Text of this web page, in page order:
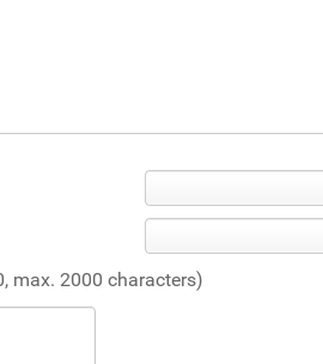
max. 2000 characters)